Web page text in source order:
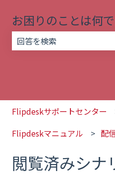
お困りのことは何
Flipdeskサポートセンター
Flipdeskマニュアル
配
閲覧済みシナ